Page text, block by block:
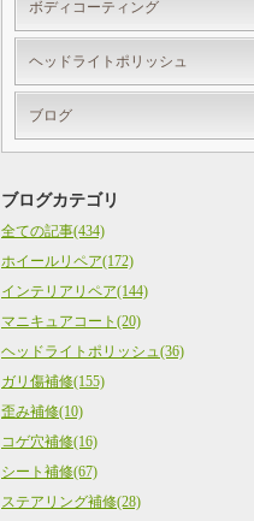
ボディコーティング
ヘッドライトポリッシュ
ブログ
ブログカテゴリ
全ての記事(434)
ホイールリペア(172)
インテリアリペア(144)
マニキュアコート(20)
ヘッドライトポリッシュ(36)
ガリ傷補修(155)
歪み補修(10)
コゲ穴補修(16)
シート補修(67)
ステアリング補修(28)